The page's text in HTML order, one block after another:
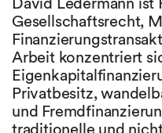
Gesellschaftsrecht,
Arbeit konzentriert
Privatbesitz,
und
traditionelle und